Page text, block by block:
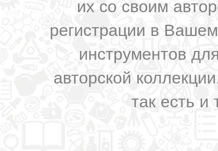
их со своим
регистрации в
инструментов
авторской
так есть и